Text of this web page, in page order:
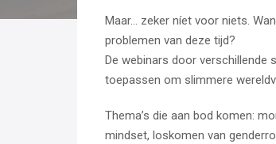
Maar… zeker níet voor niets.
problemen van deze tijd?
De webinars door verschillende
toepassen om slimmere
Thema’s die aan bod komen:
mindset, loskomen van